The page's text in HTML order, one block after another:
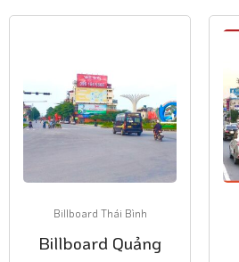
Billboard Thái Bình
Billboard Quảng